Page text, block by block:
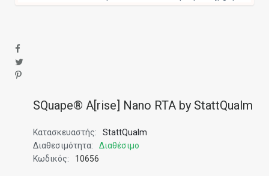
SQuape® A[rise] Nano RTA by StattQualm
Κατασκευαστής:
StattQualm
Διαθεσιμότητα:
Διαθέσιμο
Κωδικός:
10656